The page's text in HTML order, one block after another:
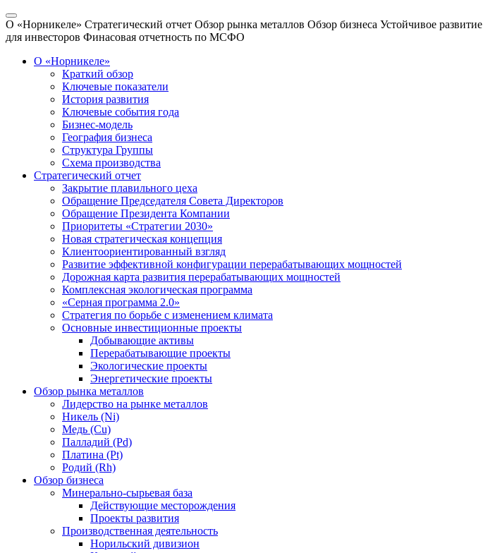
О «Норникеле» Стратегический отчет Обзор рынка металлов Обзор бизнеса Устойчивое развитие
для инвесторов Финасовая отчетность по МСФО
О «Норникеле»
Краткий обзор
Ключевые показатели
История развития
Ключевые события года
Бизнес-модель
География бизнеса
Структура Группы
Схема производства
Стратегический отчет
Закрытие плавильного цеха
Обращение Председателя Совета Директоров
Обращение Президента Компании
Приоритеты «Стратегии 2030»
Новая стратегическая концепция
Клиентоориентированный взгляд
Развитие эффективной конфигурации перерабатывающих мощностей
Дорожная карта развития перерабатывающих мощностей
Комплексная экологическая программа
«Серная программа 2.0»
Стратегия по борьбе с изменением климата
Основные инвестиционные проекты
Добывающие активы
Перерабатывающие проекты
Экологические проекты
Энергетические проекты
Обзор рынка металлов
Лидерство на рынке металлов
Никель (Ni)
Медь (Cu)
Палладий (Pd)
Платина (Pt)
Родий (Rh)
Обзор бизнеса
Минерально-сырьевая база
Действующие месторождения
Проекты развития
Производственная деятельность
Норильский дивизион